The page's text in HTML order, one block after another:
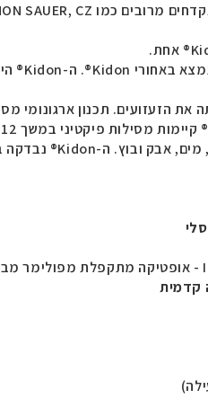
מרובים כמו SAUER, CZ
® אחת.
באחורי Kidon®. ה-Kidon
®
את הזעזועים. תכנון ארגונומי
® קיימות מסילות פיקטיני במשך 12, 3, 6 ו-9 בשעון, להתקנת אופטיקה, פנס טקטי, לייזרים, אחיזות ואביזרים נוספים.
מים, אבק ובוץ. ה-Kidon
- אופטיקה מתקפלת מפולימר
קדמית